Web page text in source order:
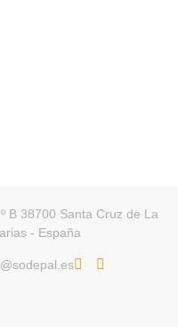
B 38700 Santa Cruz de La
- España